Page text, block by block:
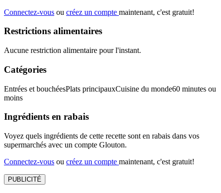
Connectez-vous ou créez un compte maintenant, c'est gratuit!
Restrictions alimentaires
Aucune restriction alimentaire pour l'instant.
Catégories
Entrées et bouchéesPlats principauxCuisine du monde60 minutes ou
moins
Ingrédients en rabais
Voyez quels ingrédients de cette recette sont en rabais dans vos
supermarchés avec un compte Glouton.
Connectez-vous ou créez un compte maintenant, c'est gratuit!
PUBLICITÉ